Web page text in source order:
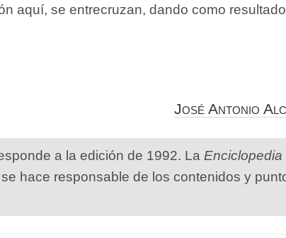
aquí, se entrecruzan, dando como
José Antonio
a la edición de 1992. La Enciclopedia
hace responsable de los contenidos y